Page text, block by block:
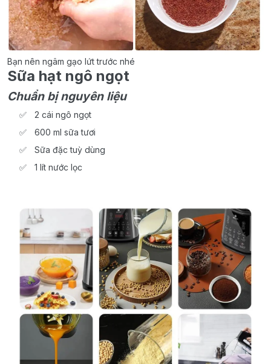
Bạn nên ngâm gạo lứt trước nhé
Sữa hạt ngô ngọt
Chuẩn bị nguyên liệu
2 cái ngô ngọt
600 ml sữa tươi
Sữa đặc tuỳ dùng
1 lít nước lọc